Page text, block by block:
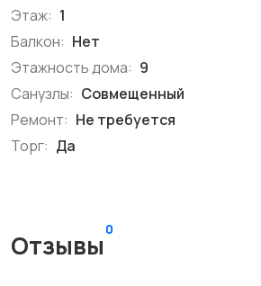
Этаж: 1
Балкон: Нет
Этажность дома: 9
Санузлы: Совмещенный
Ремонт: Не требуется
Торг: Да
Отзывы
0